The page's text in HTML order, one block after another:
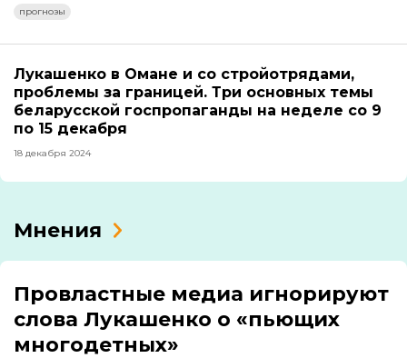
прогнозы
Лукашенко в Омане и со стройотрядами,
проблемы за границей. Три основных темы
беларусской госпропаганды на неделе со 9
по 15 декабря
18 декабря 2024
Мнения
Провластные медиа игнорируют
слова Лукашенко о «пьющих
многодетных»